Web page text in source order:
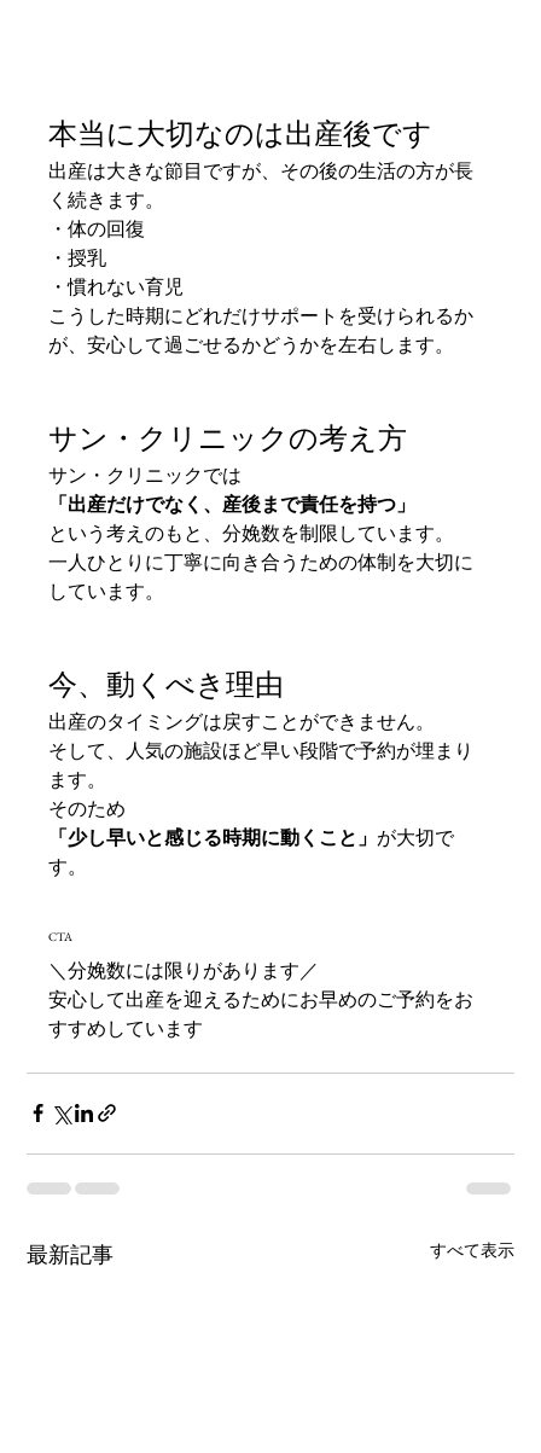
本当に大切なのは出産後です
出産は大きな節目ですが、その後の生活の方が長
く続きます。
・体の回復
・授乳
・慣れない育児
こうした時期にどれだけサポートを受けられるか
が、安心して過ごせるかどうかを左右します。
サン・クリニックの考え方
サン・クリニックでは
「出産だけでなく、産後まで責任を持つ」
という考えのもと、分娩数を制限しています。
一人ひとりに丁寧に向き合うための体制を大切に
しています。
今、動くべき理由
出産のタイミングは戻すことができません。
そして、人気の施設ほど早い段階で予約が埋まり
ます。
そのため
「少し早いと感じる時期に動くこと」 が大切で
す。
CTA
＼分娩数には限りがあります／
安心して出産を迎えるためにお早めのご予約をお
すすめしています
最新記事 すべて表示